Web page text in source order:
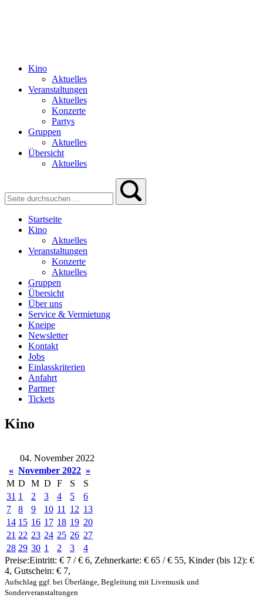
Kino
Aktuelles
Veranstaltungen
Aktuelles
Konzerte
Partys
Gruppen
Aktuelles
Übersicht
Aktuelles
Startseite
Kino
Aktuelles
Veranstaltungen
Konzerte
Aktuelles
Gruppen
Übersicht
Über uns
Service & Vermietung
Kneipe
Newsletter
Kontakt
Jobs
Einlasskriterien
Anfahrt
Partner
Tickets
Kino
04. November 2022
« November 2022 »
M D M D F S
S
31 1 2 3 4 5
6
7
8 9 10 11 12 13
14 15 16 17 18 19 20
21 22 23 24 25 26 27
28 29 30 1 2 3
4
Preise:Eintritt: € 7 / € 6, Zehnerkarte: € 65 / € 55, Kinder (bis 12): €
4, Gutschein: € 7,
Aufschlag ggf. bei Überlänge, Begleitung mit Livemusik und
Sonderveranstaltungen